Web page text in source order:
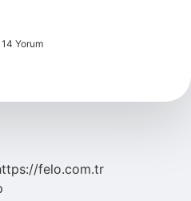
14 Yorum
felo.com.tr